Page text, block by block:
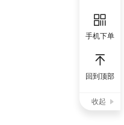
手机下单
回到顶部
收起